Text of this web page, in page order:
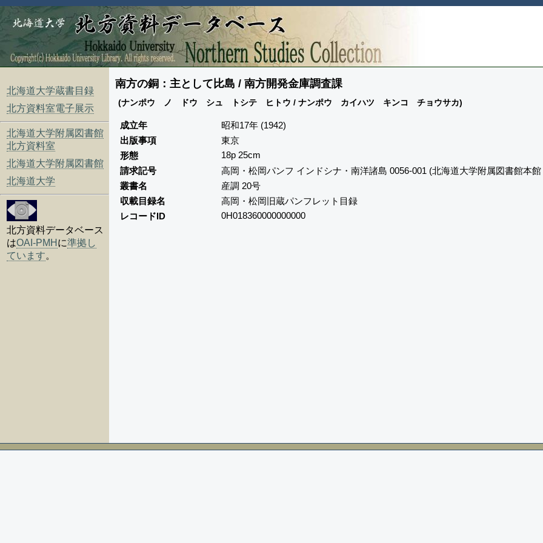
北海道大学蔵書目録
北方資料室電子展示
北海道大学附属図書館
北方資料室
北海道大学附属図書館
北海道大学
北方資料データベース
はOAI-PMH に準拠し
ています。
南方の銅：主として比島 / 南方開発金庫調査課
(ナンポウ ノ ドウ シュ トシテ ヒトウ / ナンポウ カイハツ キンコ チョウサカ)
成立年
昭和17年 (1942)
出版事項
東京
形態
18p 25cm
請求記号
高岡・松岡パンフ インドシナ・南洋諸島 0056-001 (北海道大学附属図書館本
叢書名
産調 20号
収載目録名
高岡・松岡旧蔵パンフレット目録
レコードID
0H018360000000000